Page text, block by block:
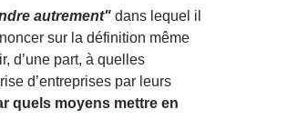
autrement" dans lequel il
sur la définition même
d’une part, à quelles
d’entreprises par leurs
quels moyens mettre en